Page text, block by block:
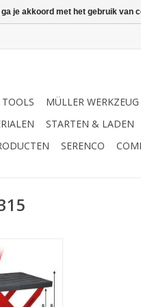
TOOLS MÜLLER WERKZEUG
STARTEN & LADEN
SERENCO
frame en
| -
en
zware
je akkoord met het gebruik van